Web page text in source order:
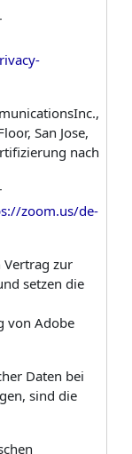
San Jose,
nach
zoom.us/de-
zur
setzen die
von Adobe
Daten bei
sind die